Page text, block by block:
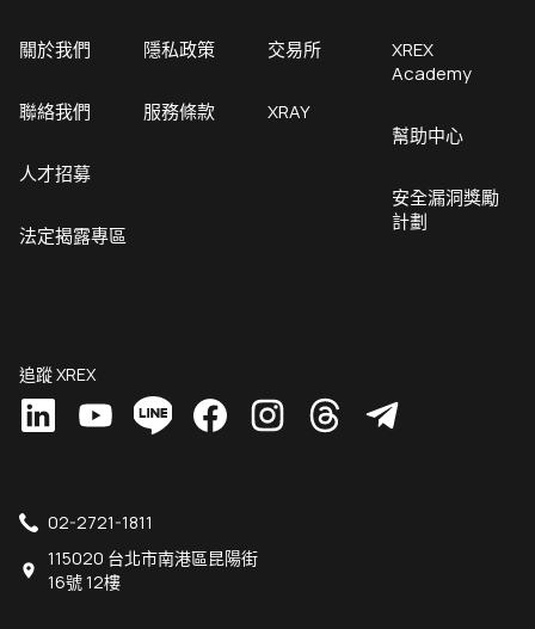
關於我們
聯絡我們
人才招募
法定揭露專區
隱私政策
服務條款
交易所
XRAY
XREX
Academy
幫助中心
安全漏洞獎勵
計劃
追蹤 XREX
02-2721-1811
115020 台北市南港區昆陽街
16號 12樓